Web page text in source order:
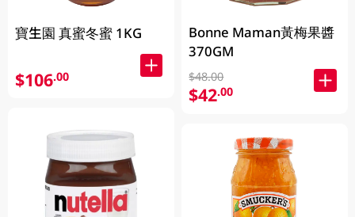
寶生園 真蜜冬蜜 1KG
$106.00
Bonne Maman黃梅果醬
370GM
$48.00
$42.00